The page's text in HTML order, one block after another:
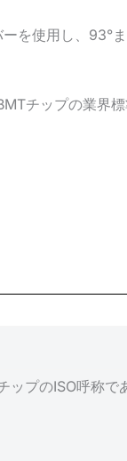
を使用し、93°
チップの業界
ップのISO呼称で